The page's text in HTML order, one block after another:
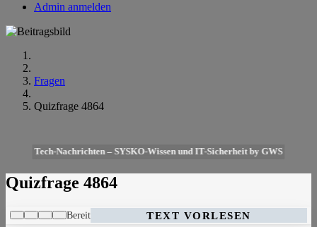
Admin anmelden
Fragen
Quizfrage 4864
Tech-Nachrichten – SYSKO-Wissen und IT-Sicherheit by GWS
Quizfrage 4864
Bereit TEXT VORLESEN